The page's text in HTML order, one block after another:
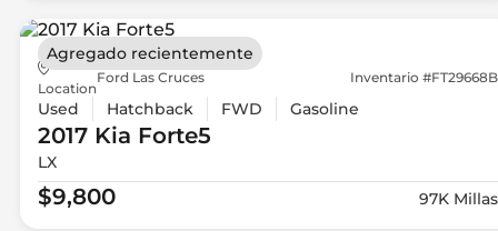
Location
Ford Las Cruces Inventario #FT29668B
Used Hatchback FWD Gasoline
2017 Kia Forte5
LX
$9,800 97K Millas
Agregado recientemente